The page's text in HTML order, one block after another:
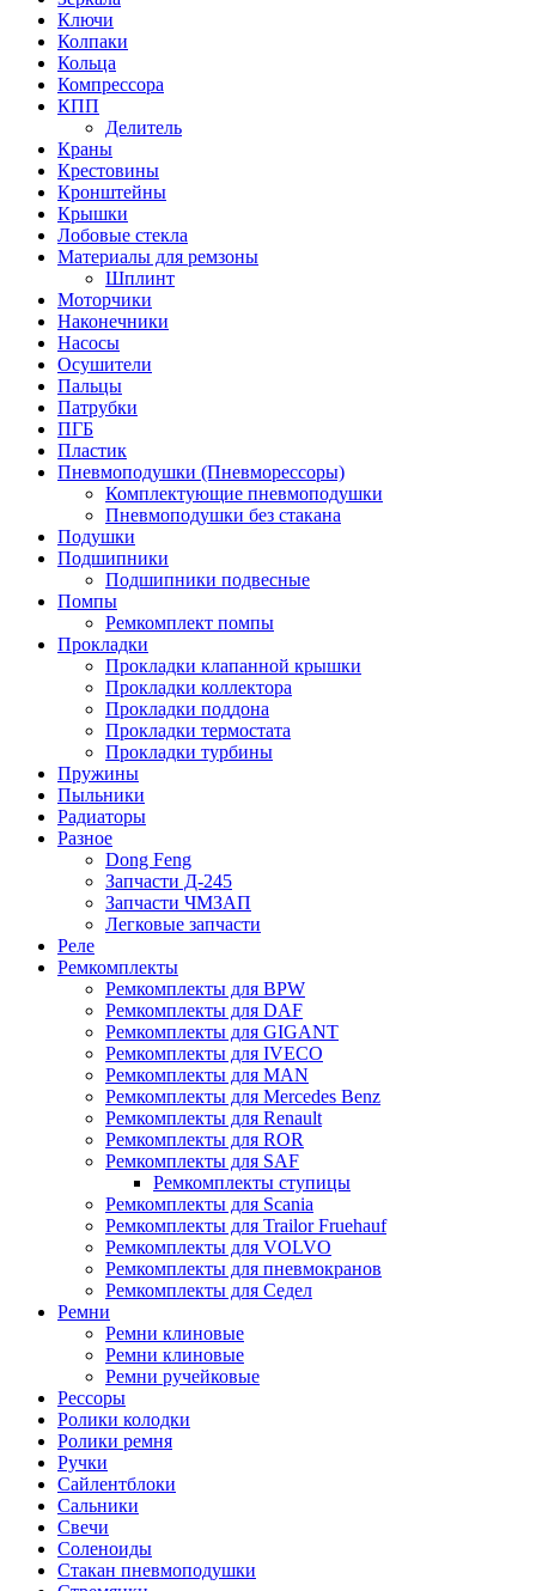
Ключи
Колпаки
Кольца
Компрессора
КПП
Делитель
Краны
Крестовины
Кронштейны
Крышки
Лобовые стекла
Материалы для ремзоны
Шплинт
Моторчики
Наконечники
Насосы
Осушители
Пальцы
Патрубки
ПГБ
Пластик
Пневмоподушки (Пневморессоры)
Комплектующие пневмоподушки
Пневмоподушки без стакана
Подушки
Подшипники
Подшипники подвесные
Помпы
Ремкомплект помпы
Прокладки
Прокладки клапанной крышки
Прокладки коллектора
Прокладки поддона
Прокладки термостата
Прокладки турбины
Пружины
Пыльники
Радиаторы
Разное
Dong Feng
Запчасти Д-245
Запчасти ЧМЗАП
Легковые запчасти
Реле
Ремкомплекты
Ремкомплекты для BPW
Ремкомплекты для DAF
Ремкомплекты для GIGANT
Ремкомплекты для IVECO
Ремкомплекты для MAN
Ремкомплекты для Mercedes Benz
Ремкомплекты для Renault
Ремкомплекты для ROR
Ремкомплекты для SAF
Ремкомплекты ступицы
Ремкомплекты для Scania
Ремкомплекты для Trailor Fruehauf
Ремкомплекты для VOLVO
Ремкомплекты для пневмокранов
Ремкомплекты для Седел
Ремни
Ремни клиновые
Ремни клиновые
Ремни ручейковые
Рессоры
Ролики колодки
Ролики ремня
Ручки
Сайлентблоки
Сальники
Свечи
Соленоиды
Стакан пневмоподушки